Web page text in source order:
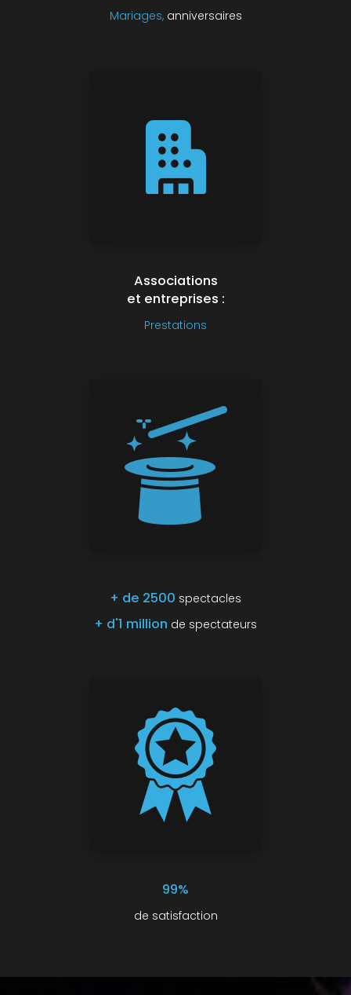
Mariages,anniversaires
Associations
et entreprises :
Prestations
+ de 2500 spectacles
+ d'1 million de spectateurs
99%
de satisfaction